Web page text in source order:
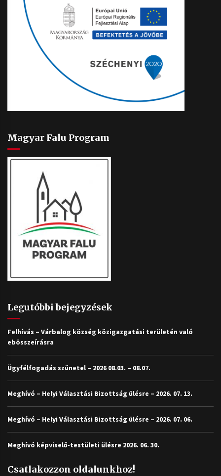
Magyar Falu Program
Legutóbbi bejegyzések
Felhívás – Várbalog község közigazgatási területén való
ebösszeírásra
Ügyfélfogadás szünetel – 2026 08.03. – 08.07.
Meghívó – Helyi Választási Bizottság ülésre – 2026. 07. 13.
Meghívó – Helyi Választási Bizottság ülésre – 2026. 07. 06.
Meghívó képviselő-testületi ülésre 2026. 06. 30.
Csatlakozzon oldalunkhoz!